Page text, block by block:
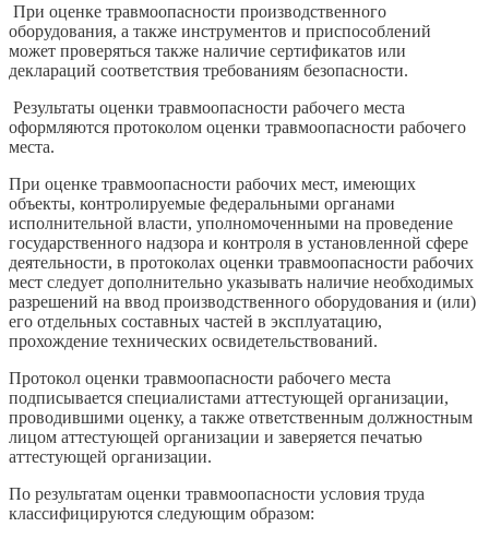
При оценке травмоопасности производственного
оборудования, а также инструментов и приспособлений
может проверяться также наличие сертификатов или
деклараций соответствия требованиям безопасности.
Результаты оценки травмоопасности рабочего места
оформляются протоколом оценки травмоопасности рабочего
места.
При оценке травмоопасности рабочих мест, имеющих
объекты, контролируемые федеральными органами
исполнительной власти, уполномоченными на проведение
государственного надзора и контроля в установленной сфере
деятельности, в протоколах оценки травмоопасности рабочих
мест следует дополнительно указывать наличие необходимых
разрешений на ввод производственного оборудования и (или)
его отдельных составных частей в эксплуатацию,
прохождение технических освидетельствований.
Протокол оценки травмоопасности рабочего места
подписывается специалистами аттестующей организации,
проводившими оценку, а также ответственным должностным
лицом аттестующей организации и заверяется печатью
аттестующей организации.
По результатам оценки травмоопасности условия труда
классифицируются следующим образом: